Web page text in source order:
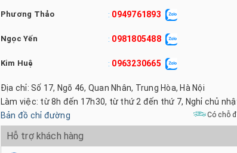
Phương Thảo : 0949761893
Ngọc Yến : 0981805488
Kim Huệ : 0963230665
Địa chỉ: Số 17, Ngõ 46, Quan Nhân, Trung Hòa, Hà Nội
Làm việc: từ 8h đến 17h30, từ thứ 2 đến thứ 7, Nghỉ chủ
Bản đồ chỉ đường
Có chỗ
Hỗ trợ khách hàng